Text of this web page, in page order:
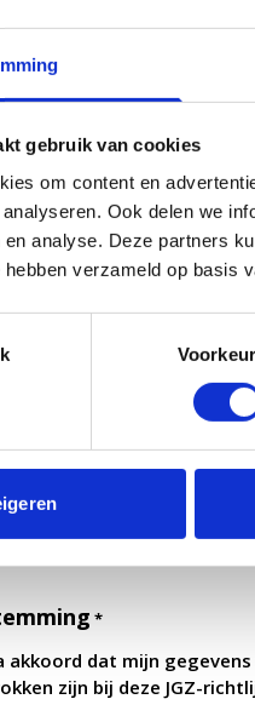
gebruik van cookies
om content en
Ook delen we
en analyse. Deze partners
verzameld op basis
*
wordt verwerkt
*
akkoord dat mijn
zijn bij deze JGZ-